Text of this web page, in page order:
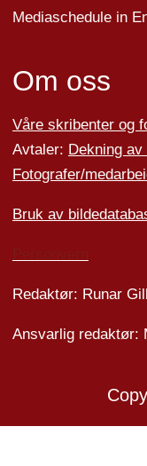
Mediaschedule in
Om oss
Våre skribenter og
Avtaler: Dekning
Fotografer/
Bruk av
Redaktør: Runar
Ansvarlig redaktør: